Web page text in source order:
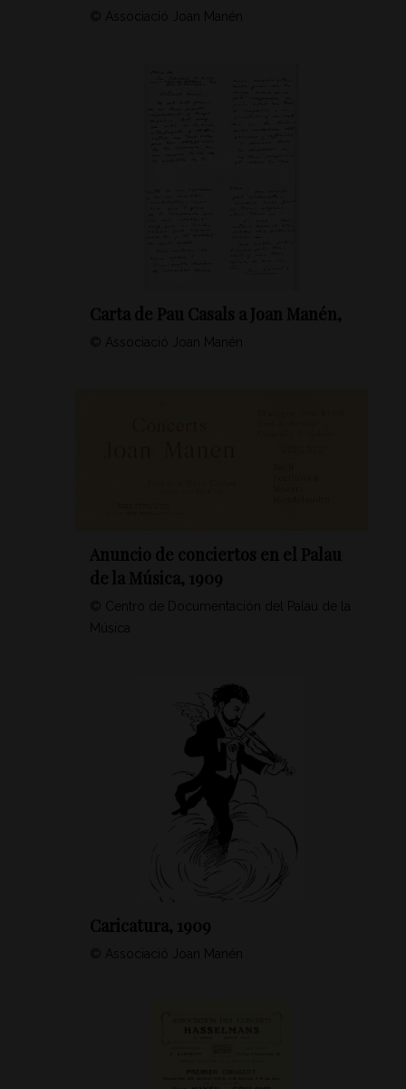
© Associació Joan Manén
Carta de Pau Casals a Joan Manén,
© Associació Joan Manén
Anuncio de conciertos en el Palau
de la Música, 1909
© Centro de Documentación del Palau de la
Música
Caricatura, 1909
© Associació Joan Manén